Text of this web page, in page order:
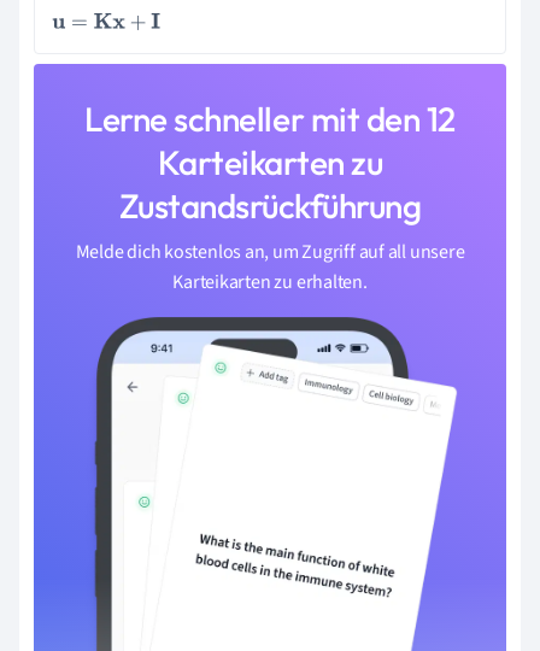
u= Kx +I
Lerne schneller mit den 12
Karteikarten zu
Zustandsrückführung
Melde dich kostenlos an, um Zugriff auf all unsere
Karteikarten zu erhalten.